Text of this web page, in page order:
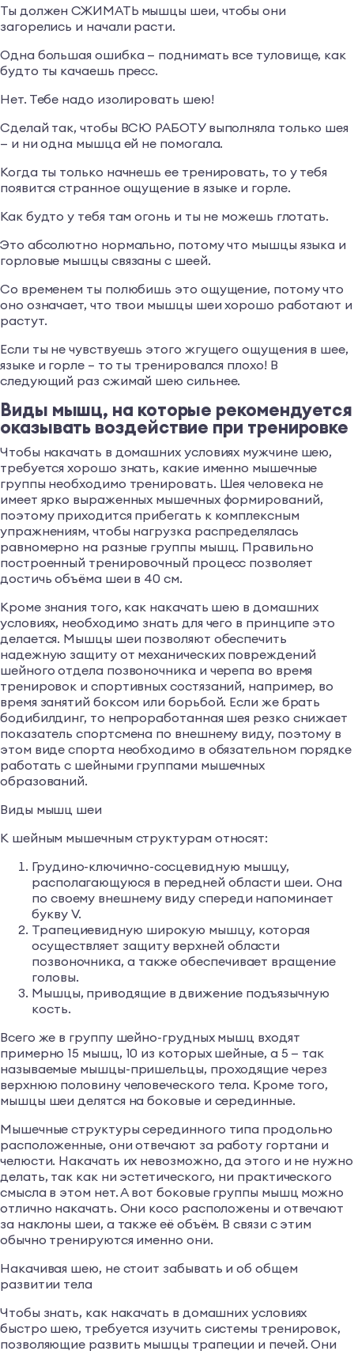
Ты должен СЖИМАТЬ мышцы шеи, чтобы они
загорелись и начали расти.
Одна большая ошибка — поднимать все туловище, как
будто ты качаешь пресс.
Нет. Тебе надо изолировать шею!
Сделай так, чтобы ВСЮ РАБОТУ выполняла только шея
— и ни одна мышца ей не помогала.
Когда ты только начнешь ее тренировать, то у тебя
появится странное ощущение в языке и горле.
Как будто у тебя там огонь и ты не можешь глотать.
Это абсолютно нормально, потому что мышцы языка и
горловые мышцы связаны с шеей.
Со временем ты полюбишь это ощущение, потому что
оно означает, что твои мышцы шеи хорошо работают и
растут.
Если ты не чувствуешь этого жгущего ощущения в шее,
языке и горле – то ты тренировался плохо! В
следующий раз сжимай шею сильнее.
Виды мышц, на которые рекомендуется
оказывать воздействие при тренировке
Чтобы накачать в домашних условиях мужчине шею,
требуется хорошо знать, какие именно мышечные
группы необходимо тренировать. Шея человека не
имеет ярко выраженных мышечных формирований,
поэтому приходится прибегать к комплексным
упражнениям, чтобы нагрузка распределялась
равномерно на разные группы мышц. Правильно
построенный тренировочный процесс позволяет
достичь объёма шеи в 40 см.
Кроме знания того, как накачать шею в домашних
условиях, необходимо знать для чего в принципе это
делается. Мышцы шеи позволяют обеспечить
надежную защиту от механических повреждений
шейного отдела позвоночника и черепа во время
тренировок и спортивных состязаний, например, во
время занятий боксом или борьбой. Если же брать
бодибилдинг, то непроработанная шея резко снижает
показатель спортсмена по внешнему виду, поэтому в
этом виде спорта необходимо в обязательном порядке
работать с шейными группами мышечных
образований.
Виды мышц шеи
К шейным мышечным структурам относят:
Грудино-ключично-сосцевидную мышцу,
располагающуюся в передней области шеи. Она
по своему внешнему виду спереди напоминает
букву V.
Трапециевидную широкую мышцу, которая
осуществляет защиту верхней области
позвоночника, а также обеспечивает вращение
головы.
Мышцы, приводящие в движение подъязычную
кость.
Всего же в группу шейно-грудных мышц входят
примерно 15 мышц, 10 из которых шейные, а 5 — так
называемые мышцы-пришельцы, проходящие через
верхнюю половину человеческого тела. Кроме того,
мышцы шеи делятся на боковые и серединные.
Мышечные структуры серединного типа продольно
расположенные, они отвечают за работу гортани и
челюсти. Накачать их невозможно, да этого и не нужно
делать, так как ни эстетического, ни практического
смысла в этом нет. А вот боковые группы мышц можно
отлично накачать. Они косо расположены и отвечают
за наклоны шеи, а также её объём. В связи с этим
обычно тренируются именно они.
Накачивая шею, не стоит забывать и об общем
развитии тела
Чтобы знать, как накачать в домашних условиях
быстро шею, требуется изучить системы тренировок,
позволяющие развить мышцы трапеции и печей. Они